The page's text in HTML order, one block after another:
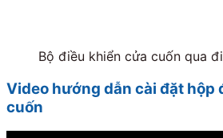
Bộ điều khiển cửa cuốn qua
Video hướng dẫn cài đặt hộp
cuốn